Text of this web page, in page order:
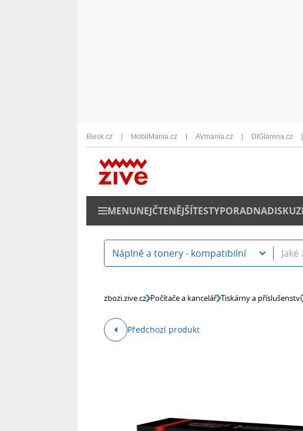
Blesk.cz MobilMania.cz AVmania.cz DIGIarena.cz
MENUNEJČTENĚJŠÍTESTYPORADNA
Náplně a tonery - kompatibilní
zbozi.zive.cz Počítače a kancelář Tiskárny a příslušenství
Předchozí produkt